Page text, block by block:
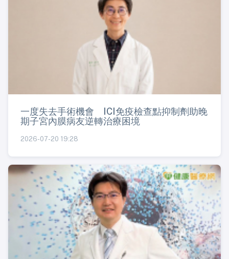
一度失去手術機會 ICI免疫檢查點抑制劑助晚
期子宮內膜病友逆轉治療困境
2026-07-20 19:28